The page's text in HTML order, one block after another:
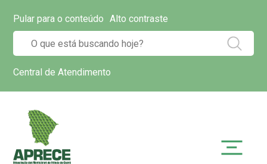
Pular para o conteúdo Alto contraste
Central de Atendimento